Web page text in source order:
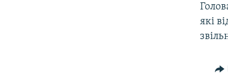
які